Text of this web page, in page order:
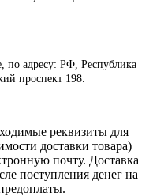
по адресу: РФ, Республика
проспект 198.
реквизиты для
доставки товара)
почту. Доставка
поступления денег на